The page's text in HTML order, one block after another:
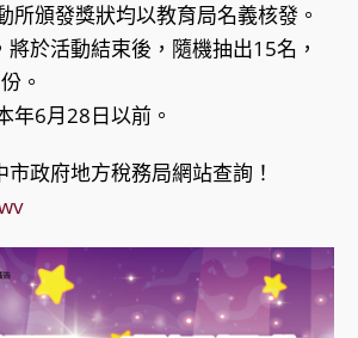
所頒發獎狀均以教育局名義核發。
於活動結束後，隨機抽出15名，
。
年6月28日以前。
政府地方稅務局網站查詢！